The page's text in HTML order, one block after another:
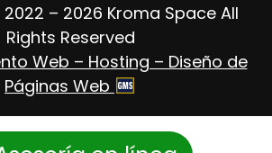
– 2026 Kroma Space All
Rights Reserved
Web – Hosting – Diseño de
Páginas Web